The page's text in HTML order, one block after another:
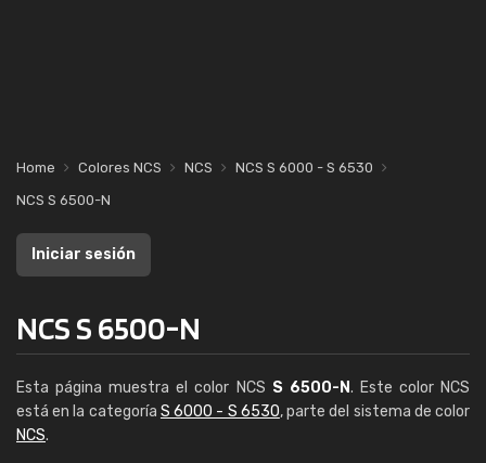
Home Colores NCS NCS
NCS S 6000 - S 6530
NCS S 6500-N
Iniciar sesión
NCS S 6500-N
Esta página muestra el color NCS S 6500-N. Este color NCS
está en la categoría S 6000 - S 6530, parte del sistema de color
NCS.